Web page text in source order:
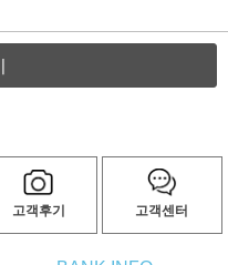
고객후기 고객센터